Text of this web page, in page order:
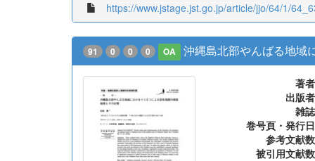
https://www.jstage.jst.go.jp/article/jjo/64/1/
91 0 0 0 OA 沖縄島北部やんばる地域
著者
出版者
雑誌
巻号頁・発行日
参考文献数
被引用文献数